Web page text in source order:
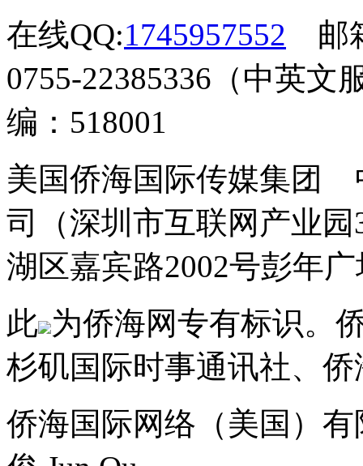
在线QQ:1745957552 邮
0755-22385336（中英文
编：518001
美国侨海国际传媒集团
司（深圳市互联网产业
湖区嘉宾路2002号彭年
此 为侨海网专有标识。
杉矶国际时事通讯社、
侨海国际网络（美国）